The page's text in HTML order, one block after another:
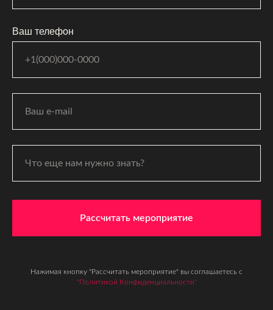
Ваш телефон
Рассчитать мероприятие
Нажимая кнопку "Рассчитать мероприятие" вы соглашаетесь с
"Политикой Конфиденциальности"